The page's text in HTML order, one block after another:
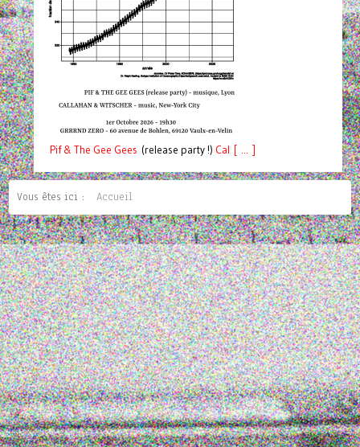
Pif& The Gee Gees (release party !) Cal [ ... ]
Vous êtes ici : Accueil